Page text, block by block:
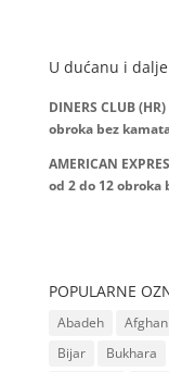
U dućanu i
DINERS CLUB
obroka bez
AMERICAN
od 2 do 12obroka
POPULARNE
Abadeh Afghan
Bijar
Bukhara